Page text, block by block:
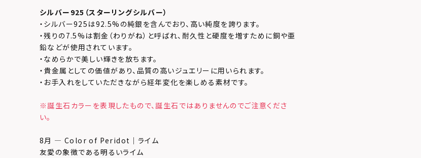
シルバー925（スターリングシルバー）
・シルバー925は92.5%の純銀を含んでおり、高い純度を誇ります。
・残りの7.5%は割金（わりがね）と呼ばれ、耐久性と硬度を増すために銅や亜
鉛などが使用されています。
・なめらかで美しい輝きを放ちます。
・貴金属としての価値があり、品質の高いジュエリーに用いられます。
・お手入れをしていただきながら経年変化を楽しめる素材です。
※誕生石カラーを表現したもので、誕生石ではありませんのでご注意くださ
い。
8月 — Color of Peridot｜ライム
友愛の象徴である明るいライム